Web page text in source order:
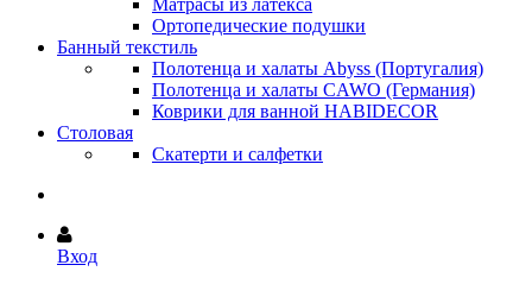
Матрасы из латекса
Ортопедические подушки
Банный текстиль
Полотенца и халаты Abyss (Португалия)
Полотенца и халаты CAWO (Германия)
Коврики для ванной HABIDECOR
Столовая
Скатерти и салфетки
Вход